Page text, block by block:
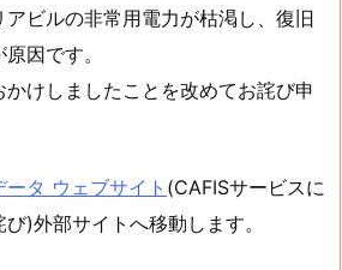
ビルの非常用電力が枯渇し、復旧
因です。
けしましたことを改めてお詫び申
タ ウェブサイト (CAFISサービスに
)外部サイトへ移動します。